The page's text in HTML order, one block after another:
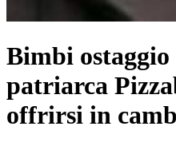
Bimbi
patriarca
offrirsi in